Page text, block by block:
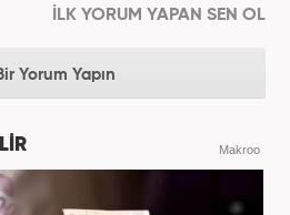
İLK YORUM YAPAN SEN OL
Yorum Yapın
Makroo